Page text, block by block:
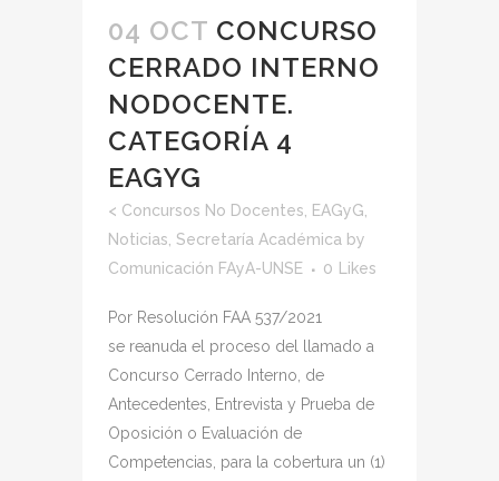
04 OCT CONCURSO
CERRADO INTERNO
NODOCENTE.
CATEGORÍA 4
EAGYG
< Concursos No Docentes EAGyG
Noticias Secretaría Académica by
Comunicación FAyA-UNSE
0 Likes
Por Resolución FAA 537/2021
se reanuda el proceso del llamado a
Concurso Cerrado Interno, de
Antecedentes, Entrevista y Prueba de
Oposición o Evaluación de
Competencias, para la cobertura un (1)